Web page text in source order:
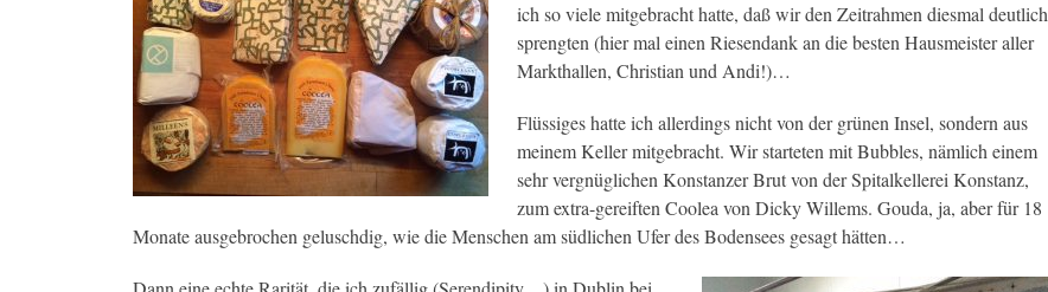
ich so viele mitgebracht hatte, daß wir den Zeitrahmen diesmal deutlich
sprengten (hier mal einen Riesendank an die besten Hausmeister aller
Markthallen, Christian und Andi!)…
Flüssiges hatte ich allerdings nicht von der grünen Insel, sondern aus
meinem Keller mitgebracht. Wir starteten mit Bubbles, nämlich einem
sehr vergnüglichen Konstanzer Brut von der Spitalkellerei Konstanz,
zum extra-gereiften Coolea von Dicky Willems. Gouda, ja, aber für 18
Monate ausgebrochen geluschdig, wie die Menschen am südlichen Ufer des Bodensees gesagt hätten…